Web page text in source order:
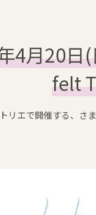
4月20日
felt
リエで開催する、さ